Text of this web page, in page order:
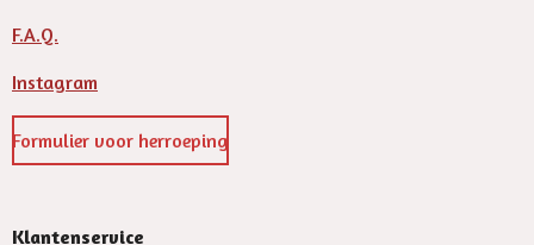
F.A.Q.
Instagram
Formulier voor herroeping
Klantenservice